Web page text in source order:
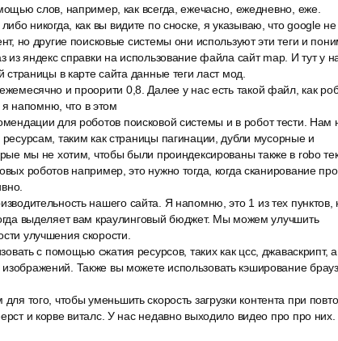
слов, например, как всегда, ежечасно, ежедневно, еже.
никогда, как вы видите по сноске, я указываю, что google не
но другие поисковые системы они используют эти теги и
яндекс справки на использование файла сайт map. И тут у
в карте сайта данные теги ласт мод.
и проорити 0,8. Далее у нас есть такой файл, как
я напомню, что в этом
для роботов поисковой системы и в робот тести. Нам
таким как страницы пагинации, дубли мусорные и
мы не хотим, чтобы были проиндексированы также в robo
роботов например, это нужно тогда, когда сканирование
нашего сайта. Я напомню, это 1 из тех пунктов,
выделяет вам краулинговый бюджет. Мы можем улучшить
улучшения скорости.
с помощью сжатия ресурсов, таких как цсс, джаваскрипт,
Также вы можете использовать кэширование
того, чтобы уменьшить скорость загрузки контента при
и корве виталс. У нас недавно выходило видео про про них.